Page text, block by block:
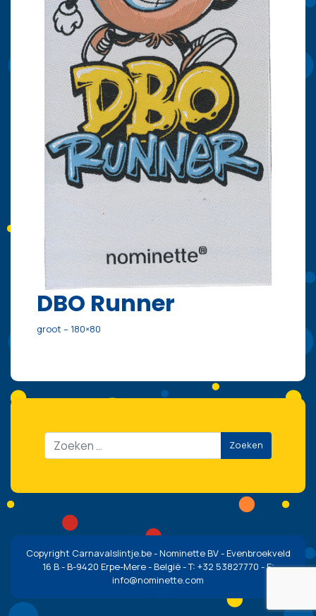
DBO Runner
groot – 180×80
Zoeken
Copyright Carnavalslintje.be - Nominette BV - Evenbroekveld
16 B - B-9420 Erpe-Mere - België - T: +32 53827770 - E:
info@nominette.com